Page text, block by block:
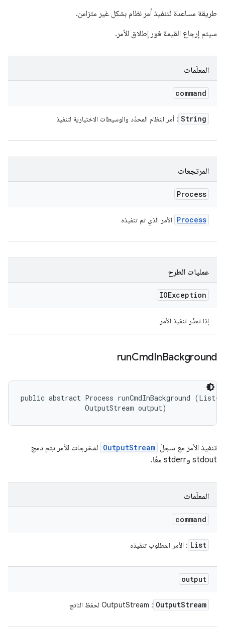
طريقة مساعدة لتنفيذ أمر نظام بشكل غير متزامن.
سيتم إرجاع القيمة فور إطلاق الأمر.
المعلَمات
command
String : أمر النظام المحدّد والوسيطات الاختيارية لتنفيذ
المرتجعات
Process
Process الأمر الذي تم تنفيذه
عمليات الطرح
IOException
إذا تعذّر تنفيذ الأمر
runCmdInBackground
public abstract Process runCmdInBackground
                OutputStream output)
تنفيذ الأمر مع سجلّ OutputStream لمخرجات الأمر يتم دمج
stdout وstderr معًا.
المعلَمات
command
List : الأمر المطلوب تنفيذه
output
OutputStream : OutputStream لحفظ الناتج